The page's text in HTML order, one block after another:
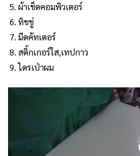
ผ้าเช็ดคอมพิวเตอร์
ทิชชู่
มีดคัทเตอร์
สติ้กเกอร์ใส,เทปกาว
ไดรเป่าผม